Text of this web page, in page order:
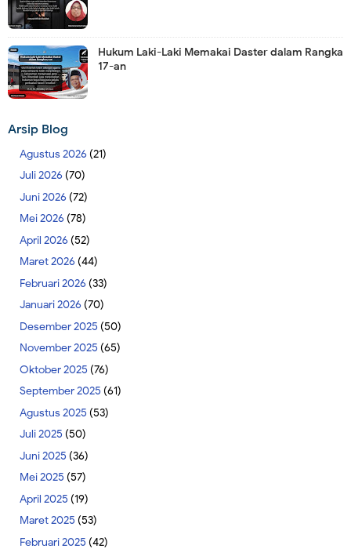
Hukum Laki-Laki Memakai Daster dalam Rangka
17-an
Arsip Blog
Agustus 2026 (21)
Juli 2026 (70)
Juni 2026 (72)
Mei 2026 (78)
April 2026 (52)
Maret 2026 (44)
Februari 2026 (33)
Januari 2026 (70)
Desember 2025 (50)
November 2025 (65)
Oktober 2025 (76)
September 2025 (61)
Agustus 2025 (53)
Juli 2025 (50)
Juni 2025 (36)
Mei 2025 (57)
April 2025 (19)
Maret 2025 (53)
Februari 2025 (42)